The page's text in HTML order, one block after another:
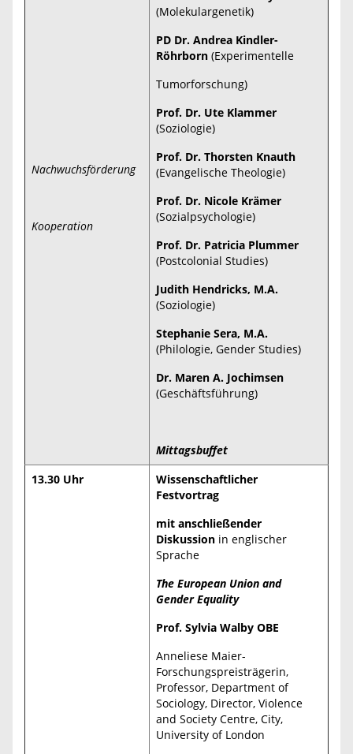
Nachwuchsförderung
Kooperation
(Molekulargenetik)
PD Dr. Andrea Kindler-
Röhrborn (Experimentelle
Tumorforschung)
Prof. Dr. Ute Klammer
(Soziologie)
Prof. Dr. Thorsten Knauth
(Evangelische Theologie)
Prof. Dr. Nicole Krämer
(Sozialpsychologie)
Prof. Dr. Patricia Plummer
(Postcolonial Studies)
Judith Hendricks, M.A.
(Soziologie)
Stephanie Sera, M.A.
(Philologie, Gender Studies)
Dr. Maren A. Jochimsen
(Geschäftsführung)
Mittagsbuffet
13.30 Uhr
Wissenschaftlicher
Festvortrag
mit anschließender
Diskussion in englischer
Sprache
The European Union and
Gender Equality
Prof. Sylvia Walby OBE
Anneliese Maier-
Forschungspreisträgerin,
Professor, Department of
Sociology, Director, Violence
and Society Centre, City,
University of London